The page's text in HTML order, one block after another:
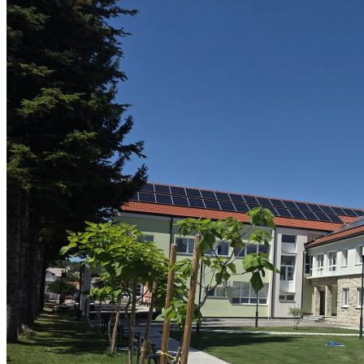
ranim jutarnjim i večernjim satima. […]